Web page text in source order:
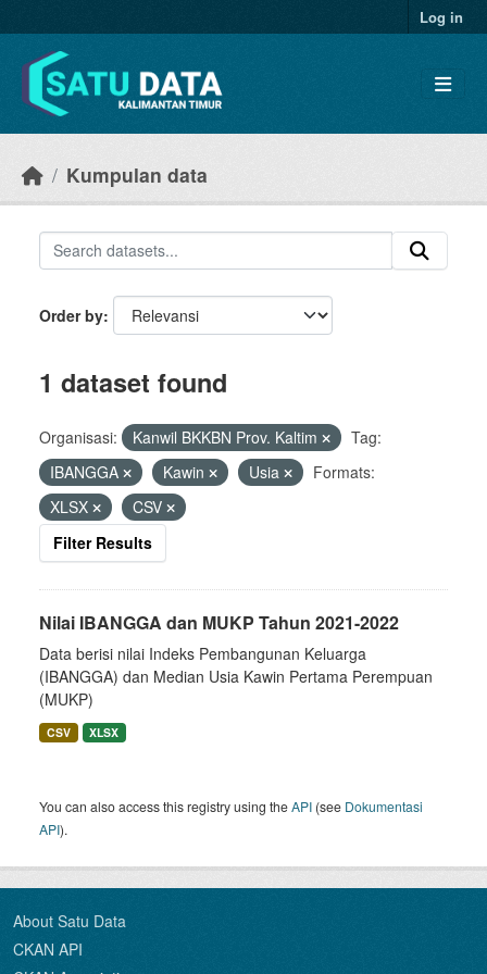
Log in
Kumpulan data
Order by
1 dataset found
Organisasi: Kanwil BKKBN Prov. Kaltim
Tag:
IBANGGA
Kawin Usia
Formats:
XLSX
CSV
Filter Results
Nilai IBANGGA dan MUKP Tahun 2021-2022
Data berisi nilai Indeks Pembangunan Keluarga
(IBANGGA) dan Median Usia Kawin Pertama Perempuan
(MUKP)
CSV XLSX
You can also access this registry using theAPI (see Dokumentasi
API).
About Satu Data
CKAN API